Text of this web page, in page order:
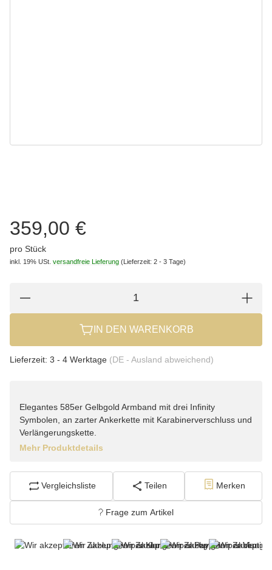
359,00 €
pro Stück
inkl. 19% USt. versandfreie Lieferung (Lieferzeit: 2 - 3 Tage)
IN DEN WARENKORB
Lieferzeit: 3 - 4 Werktage (DE - Ausland abweichend)
Elegantes 585er Gelbgold Armband mit drei Infinity
Symbolen, an zarter Ankerkette mit Karabinerverschluss und
Verlängerungskette.
Mehr Produktdetails
Vergleichsliste Teilen Merken
Frage zum Artikel